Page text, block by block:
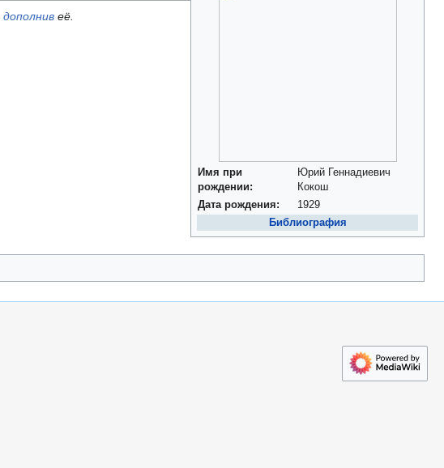
Имя при
рождении:
Юрий Геннадиевич
Кокош
Дата рождения:
1929
Библиография
дополнив её.